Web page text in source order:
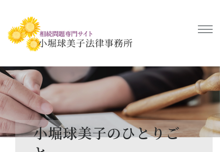
小堀球美子のひとりご